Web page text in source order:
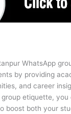
WhatsApp
by providing
and career
etiquette, you
boost both your